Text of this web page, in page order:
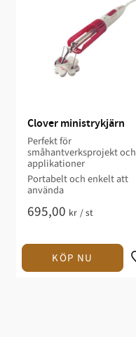
Clover ministrykjärn
Perfekt för
småhantverksprojekt och
applikationer
Portabelt och enkelt att
använda
695,00 kr /st